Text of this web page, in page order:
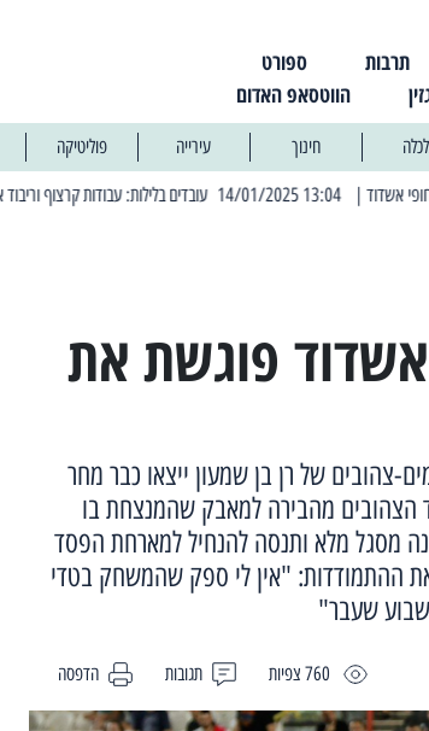
תרבות
ספורט
הווטסאפ האדום
חינוך עירייה פוליטיקה
| 11:30 03/03/2025 בחמישי הקרוב: הרחובות בהם תהיה הפסקת חשמל יזומה
אשדוד פוגשת את
צהובים של רן בן שמעון ייצאו כבר מחר
מהבירה למאבק שהמנצחת בו
מסגל מלא ותנסה להנחיל למארחת הפסד
ההתמודדות: "אין לי ספק שהמשחק בטדי
שעבר"
760 צפיות תגובות הדפסה